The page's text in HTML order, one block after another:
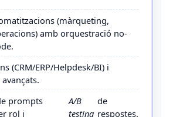
(màrqueting,
amb orquestració no-
(CRM/ERP/Helpdesk/BI) i
prompts
rol i
A/B
testing
de
respostes.